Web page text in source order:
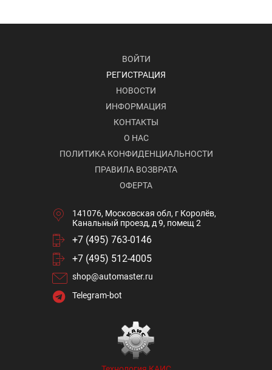
ВОЙТИ
РЕГИСТРАЦИЯ
НОВОСТИ
ИНФОРМАЦИЯ
КОНТАКТЫ
О НАС
ПОЛИТИКА КОНФИДЕНЦИАЛЬНОСТИ
ПРАВИЛА ВОЗВРАТА
ОФЕРТА
141076, Московская обл, г Королёв,
Канальный проезд, д 9, помещ 2
+7 (495) 763-0146
+7 (495) 512-4005
shop@automaster.ru
Telegram-bot